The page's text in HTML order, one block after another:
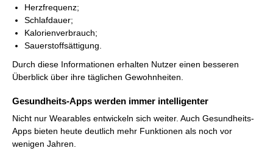
Herzfrequenz;
Schlafdauer;
Kalorienverbrauch;
Sauerstoffsättigung.
Durch diese Informationen erhalten Nutzer einen besseren
Überblick über ihre täglichen Gewohnheiten.
Gesundheits-Apps werden immer intelligenter
Nicht nur Wearables entwickeln sich weiter. Auch Gesundheits-
Apps bieten heute deutlich mehr Funktionen als noch vor
wenigen Jahren.